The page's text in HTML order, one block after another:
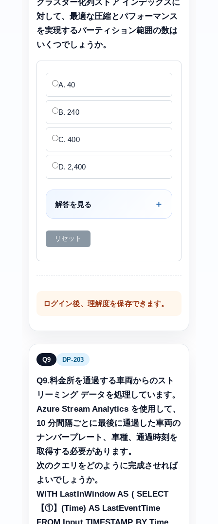
クラスター化列ストア インデックスに
対して、最適な圧縮とパフォーマンス
を実現するパーティション範囲の数は
いくつでしょうか。
A. 40
B. 240
C. 400
D. 2,400
解答を見る
リセット
ログイン後、理解度を保存できます。
Q9 DP-203
Q9.料金所を通過する車両からのスト
リーミング データを処理しています。
Azure Stream Analytics を使用して、
10 分間隔ごとに最後に通過した車両の
ナンバープレート、車種、通過時刻を
取得する必要があります。
次のクエリをどのように完成させれば
よいでしょうか。
WITH LastInWindow AS ( SELECT
【①】(Time) AS LastEventTime